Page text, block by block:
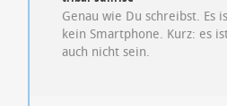
Genau wie Du schreibst. Es
kein Smartphone. Kurz: es
auch nicht sein.